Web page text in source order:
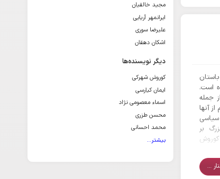
است.
جمله
آنها
سیاسی
بر
کوروش
وجود
و… با
...
مجید خالقیان
ایرانمهر آریایی
علیرضا سوری
اشکان دهقان
دیگر نویسنده‌ها
کوروش شهرکی
ایمان کیارسی
اسماء معصومی نژاد
محسن طزری
محمد احسانی
بیشتر...